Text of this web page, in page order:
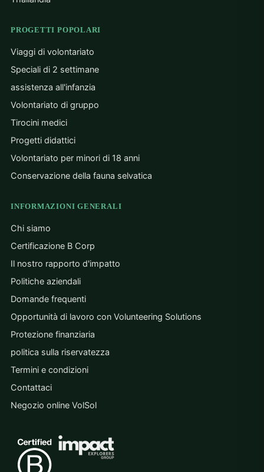
PROGETTI POPOLARI
Viaggi di volontariato
Speciali di 2 settimane
assistenza all'infanzia
Volontariato di gruppo
Tirocini medici
Progetti didattici
Volontariato per minori di 18 anni
Conservazione della fauna selvatica
INFORMAZIONI GENERALI
Chi siamo
Certificazione B Corp
Il nostro rapporto d'impatto
Politiche aziendali
Domande frequenti
Opportunità di lavoro con Volunteering Solutions
Protezione finanziaria
politica sulla riservatezza
Termini e condizioni
Contattaci
Negozio online VolSol